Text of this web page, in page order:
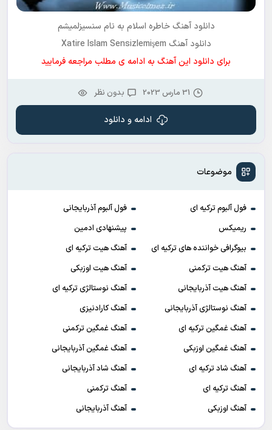
موضوعات
فول آلبوم ترکیه ای
فول آلبوم آذربایجانی
ریمیکس
پیشنهادی ادمین
بیوگرافی خواننده های ترکیه ای
آهنگ هیت ترکیه ای
آهنگ هیت ترکمنی
آهنگ هیت اوزبکی
آهنگ هیت آذربایجانی
آهنگ نوستالژی ترکیه ای
آهنگ نوستالژی آذربایجانی
آهنگ کارادنیزی
آهنگ غمگین ترکیه ای
آهنگ غمگین ترکمنی
آهنگ غمگین اوزبکی
آهنگ غمگین آذربایجانی
آهنگ شاد ترکیه ای
آهنگ شاد آذربایجانی
آهنگ ترکیه ای
آهنگ ترکمنی
آهنگ اوزبکی
آهنگ آذربایجانی
دانلود آهنگ خاطره اسلام به نام سنسیزلمیشم
دانلود آهنگ Xatire Islam Sensizlemişem
برای دانلود این آهنگ به ادامه ی مطلب مراجعه فرمایید
31 مارس 2023 بدون نظر
ادامه و دانلود